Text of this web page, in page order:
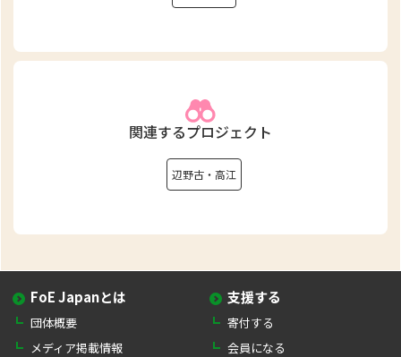
関連するプロジェクト
辺野古・高江
FoE Japanとは
団体概要
メディア掲載情報
支援する
寄付する
会員になる